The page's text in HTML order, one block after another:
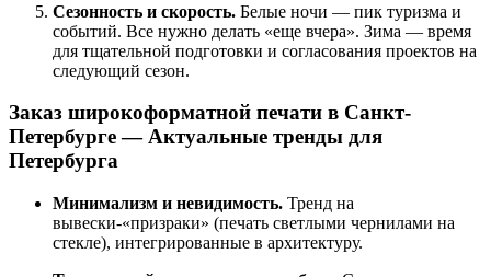
Сезонность и скорость. Белые ночи — пик туризма и
событий. Все нужно делать «еще вчера». Зима — время
для тщательной подготовки и согласования проектов на
следующий сезон.
Заказ широкоформатной печати в Санкт-
Петербурге — Актуальные тренды для
Петербурга
Минимализм и невидимость. Тренд на
вывески-«призраки» (печать светлыми чернилами на
стекле), интегрированные в архитектуру.